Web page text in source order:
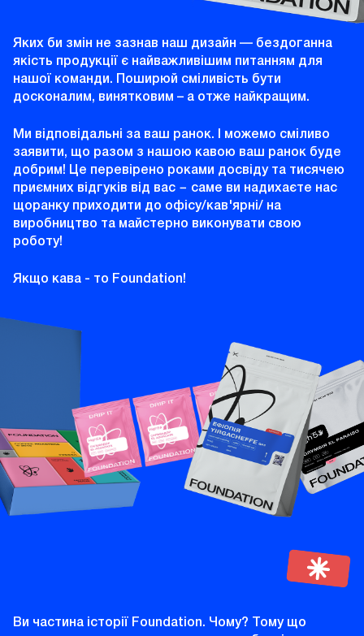
Яких би змін не зазнав наш дизайн ― бездоганна
якість продукції є найважливішим питанням для
нашої команди. Поширюй сміливість бути
досконалим, винятковим – а отже найкращим.
Ми відповідальні за ваш ранок. І можемо сміливо
заявити, що разом з нашою кавою ваш ранок буде
добрим! Це перевірено роками досвіду та тисячею
приємних відгуків від вас − саме ви надихаєте нас
щоранку приходити до офісу/кав'ярні/ на
виробництво та майстерно виконувати свою
роботу!
Якщо кава - то Foundation!
Ви частина історії Foundation. Чому? Тому що